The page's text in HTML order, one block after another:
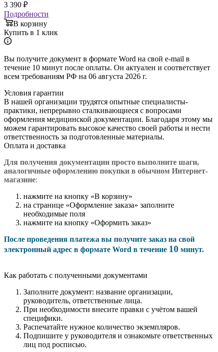
3 390 ₽
Подробности
В корзину
Купить в 1 клик
Вы получите документ в формате Word на свой e-mail в
течение 10 минут после оплаты. Он актуален и соответствует
всем требованиям РФ на 06 августа 2026 г.
Условия гарантии
В нашей организации трудятся опытные специалисты-
практики, непрерывно сталкивающиеся с вопросами
оформления медицинской документации. Благодаря этому мы
можем гарантировать высокое качество своей работы и нести
ответственность за подготовленные материалы.
Оплата и доставка
Для получения документации просто выполните шаги,
аналогичные оформлению покупки в обычном Интернет-
магазине:
нажмите на кнопку «В корзину»
на странице «Оформление заказа» заполните
необходимые поля
нажмите на кнопку «Оформить заказ»
После проведения платежа вы получите заказ на свой
электронный адрес в формате Word в течение 10 минут.
Как работать с полученными документами
Заполните документ: название организации,
руководитель, ответственные лица.
При необходимости внесите правки с учётом вашей
специфики.
Распечатайте нужное количество экземпляров.
Подпишите у руководителя и ознакомьте ответственных
лиц под росписью.